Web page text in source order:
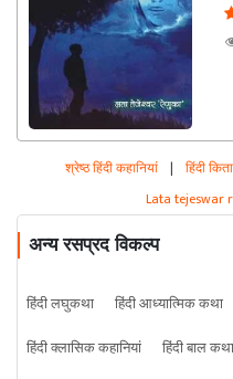
श्रेष्ठ हिंदी कहानियां | हिंदी
Lata tejeswar
अन्य रसप्रद विकल्प
हिंदी लघुकथा हिंदी आध्यात्मिक कथा
हिंदी क्लासिक कहानियां
हिंदी बाल